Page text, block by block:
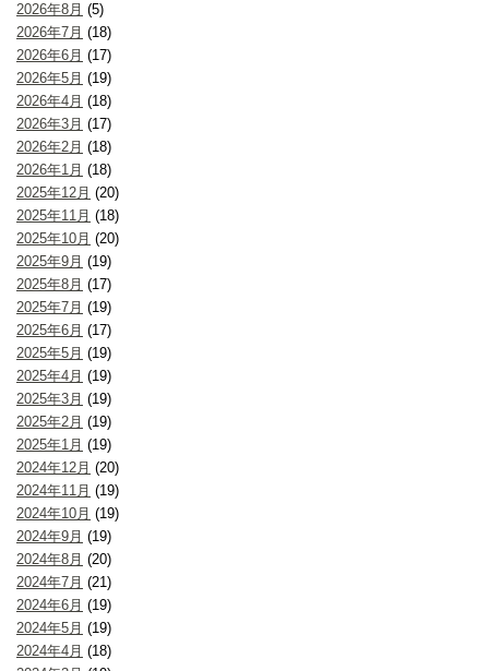
2026年8月 (5)
2026年7月 (18)
2026年6月 (17)
2026年5月 (19)
2026年4月 (18)
2026年3月 (17)
2026年2月 (18)
2026年1月 (18)
2025年12月 (20)
2025年11月 (18)
2025年10月 (20)
2025年9月 (19)
2025年8月 (17)
2025年7月 (19)
2025年6月 (17)
2025年5月 (19)
2025年4月 (19)
2025年3月 (19)
2025年2月 (19)
2025年1月 (19)
2024年12月 (20)
2024年11月 (19)
2024年10月 (19)
2024年9月 (19)
2024年8月 (20)
2024年7月 (21)
2024年6月 (19)
2024年5月 (19)
2024年4月 (18)